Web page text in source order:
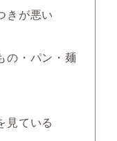
きが悪い
の・パン・麺
見ている